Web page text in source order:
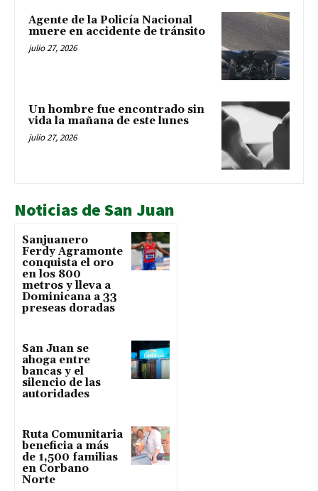
Agente de la Policía Nacional
muere en accidente de tránsito
julio 27, 2026
Un hombre fue encontrado sin
vida la mañana de este lunes
julio 27, 2026
Noticias de San Juan
Sanjuanero
Ferdy Agramonte
conquista el oro
en los 800
metros y lleva a
Dominicana a 33
preseas doradas
San Juan se
ahoga entre
bancas y el
silencio de las
autoridades
Ruta Comunitaria
beneficia a más
de 1,500 familias
en Corbano
Norte